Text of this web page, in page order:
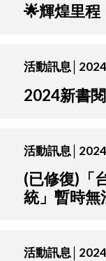
🌟輝煌里程
活動訊息
2024新書
活動訊息
(已修復)「
統」暫時無
活動訊息